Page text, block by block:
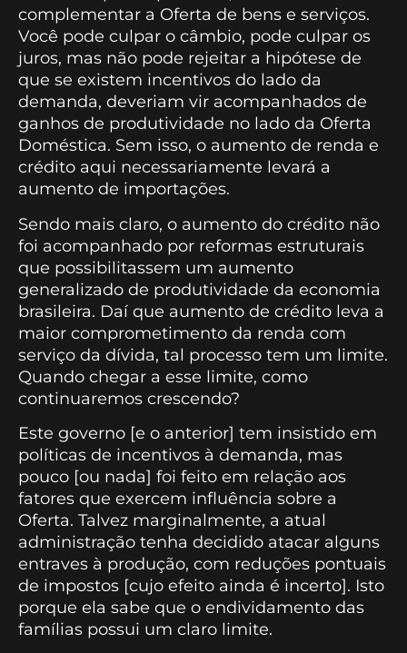
complementar a Oferta de bens e serviços.
Você pode culpar o câmbio, pode culpar os
juros, mas não pode rejeitar a hipótese de
que se existem incentivos do lado da
demanda, deveriam vir acompanhados de
ganhos de produtividade no lado da Oferta
Doméstica. Sem isso, o aumento de renda e
crédito aqui necessariamente levará a
aumento de importações.
Sendo mais claro, o aumento do crédito não
foi acompanhado por reformas estruturais
que possibilitassem um aumento
generalizado de produtividade da economia
brasileira. Daí que aumento de crédito leva a
maior comprometimento da renda com
serviço da dívida, tal processo tem um limite.
Quando chegar a esse limite, como
continuaremos crescendo?
Este governo [e o anterior] tem insistido em
políticas de incentivos à demanda, mas
pouco [ou nada] foi feito em relação aos
fatores que exercem influência sobre a
Oferta. Talvez marginalmente, a atual
administração tenha decidido atacar alguns
entraves à produção, com reduções pontuais
de impostos [cujo efeito ainda é incerto]. Isto
porque ela sabe que o endividamento das
famílias possui um claro limite.